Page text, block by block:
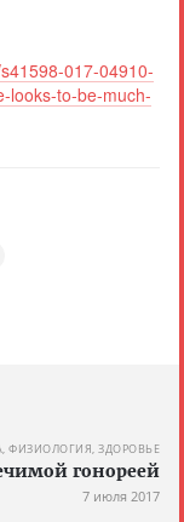
017-04910-
looks-to-be-much-
ФИЗИОЛОГИЯ, ЗДОРОВЬЕ
гонореей
7 июля 2017